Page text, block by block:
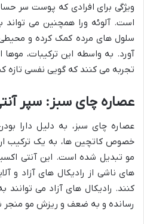
ویژگی برای افرادی که پوست سر
است. آلوئه ورا همچنین می تواند
سلول های مرده کمک کرده و محیطی
آورد. به واسطه این ترکیبات،
تجربه می کنند که گویی نفسی تازه
عصاره چای سبز: سپر
عصاره چای سبز، به دلیل دارا
خصوص کاتچین ها، به یک ترکیب
مو تبدیل شده است. این آنتی
های ناشی از رادیکال های آزاد و
کنند. رادیکال های آزاد می
رسانده و به ضعف و ریزش مو منجر